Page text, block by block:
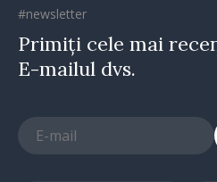
#newsletter
Primiți cele mai
E-mailul dvs.